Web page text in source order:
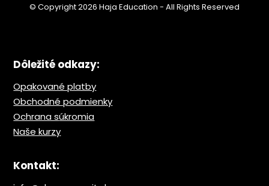
© Copyright 2026 Haja Education - All Rights Reserved
Dôležité odkazy:
Opakované platby
Obchodné podmienky
Ochrana súkromia
Naše kurzy
Kontakt: